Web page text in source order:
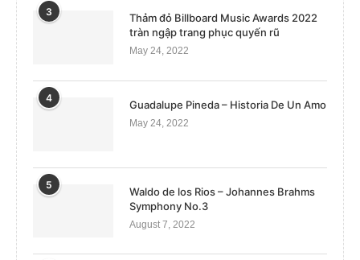
3
Thảm đỏ Billboard Music Awards 2022
tràn ngập trang phục quyến rũ
May 24, 2022
4
Guadalupe Pineda – Historia De Un Amo
May 24, 2022
5
Waldo de los Rios – Johannes Brahms
Symphony No.3
August 7, 2022